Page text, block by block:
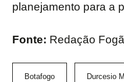
planejamento para a
Fonte: Redação
Botafogo Durcesio